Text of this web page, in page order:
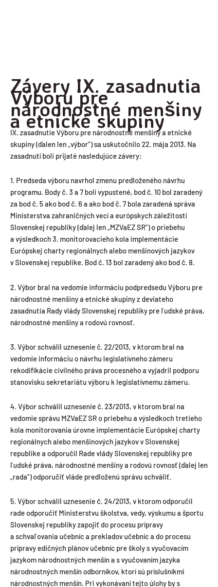
Závery IX. zasadnutia
Výboru pre
národnostné menšiny
a etnické skupiny
IX. zasadnutie Výboru pre národnostné menšiny a etnické
skupiny (ďalen len „výbor“) sa uskutočnilo 22. mája 2013. Na
zasadnutí boli prijaté nasledujúce závery:
1. Predseda výboru navrhol zmenu predloženého návrhu
programu. Body č. 3 a 7 boli vypustené, bod č. 10 bol zaradený
za bod č. 5 ako bod č. 6 a ako bod č. 7 bola zaradená správa
Ministerstva zahraničných vecí a európskych záležitostí
Slovenskej republiky (ďalej len „MZVaEZ SR“) o priebehu
a výsledkoch 3. monitorovacieho kola implementácie
Európskej charty regionálnych alebo menšinových jazykov
v Slovenskej republike. Bod č. 13 bol zaradený ako bod č. 8.
2. Výbor bral na vedomie informáciu podpredsedu Výboru pre
národnostné menšiny a etnické skupiny z deviateho
zasadnutia Rady vlády Slovenskej republiky pre ľudské práva,
národnostné menšiny a rodovú rovnosť.
3. Výbor schválil uznesenie č. 22/2013, v ktorom bral na
vedomie informáciu o návrhu legislatívneho zámeru
rekodifikácie civilného práva procesného a vyjadril podporu
stanovisku sekretariátu výboru k legislatívnemu zámeru.
4. Výbor schválil uznesenie č. 23/2013, v ktorom bral na
vedomie správu MZVaEZ SR o priebehu a výsledkoch tretieho
kola monitorovania úrovne implementácie Európskej charty
regionálnych alebo menšinových jazykov v Slovenskej
republike a odporučil Rade vlády Slovenskej republiky pre
ľudské práva, národnostné menšiny a rodovú rovnosť (ďalej len
„rada“) odporučiť vláde predloženú správu schváliť.
5. Výbor schválil uznesenie č. 24/2013, v ktorom odporučil
rade odporučiť Ministerstvu školstva, vedy, výskumu a športu
Slovenskej republiky zapojiť do procesu prípravy
a schvaľovania učebníc a prekladov učebníc a do procesu
prípravy edičných plánov učebníc pre školy s vyučovacím
jazykom národnostných menšín a s vyučovaním jazyka
národnostných menšín odborníkov, ktorí sú príslušníkmi
národnostných menšín. Pri vykonávaní tejto úlohy by s